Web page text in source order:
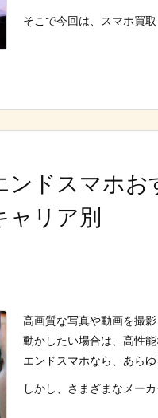
そこで今回は、スマホ買
ンドスマホ
ャリア別
高画質な写真や動画を撮
動かしたい場合は、高性
エンドスマホなら、あら
しかし、さまざまなメー